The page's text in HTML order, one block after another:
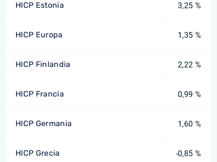
HICP Estonia 3,25 %
HICP Europa 1,35 %
HICP Finlandia 2,22 %
HICP Francia 0,99 %
HICP Germania 1,60 %
HICP Grecia -0,85 %